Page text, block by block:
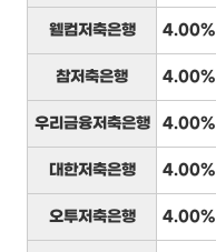
웰컴저축은행 4.00%
참저축은행 4.00%
우리금융저축은행 4.00%
대한저축은행 4.00%
오투저축은행 4.00%